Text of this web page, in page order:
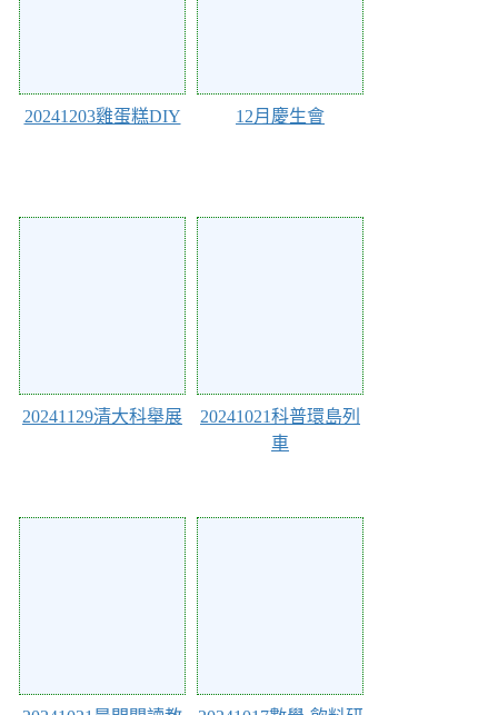
20241203雞蛋糕DIY 12月慶生會
20241129清大科舉展
20241021科普環島列
車